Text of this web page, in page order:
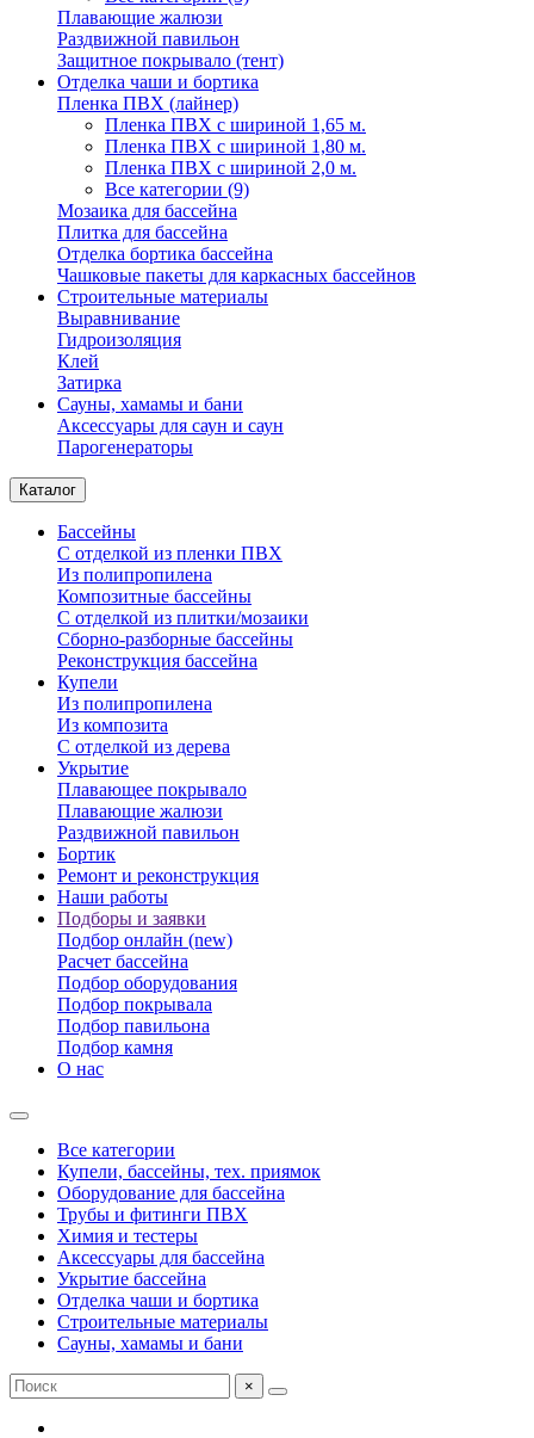
Плавающие жалюзи
Раздвижной павильон
Защитное покрывало (тент)
Отделка чаши и бортика
Пленка ПВХ (лайнер)
Пленка ПВХ с шириной 1,65 м.
Пленка ПВХ с шириной 1,80 м.
Пленка ПВХ с шириной 2,0 м.
Все категории (9)
Мозаика для бассейна
Плитка для бассейна
Отделка бортика бассейна
Чашковые пакеты для каркасных бассейнов
Строительные материалы
Выравнивание
Гидроизоляция
Клей
Затирка
Сауны, хамамы и бани
Аксессуары для саун и саун
Парогенераторы
Каталог
Бассейны
С отделкой из пленки ПВХ
Из полипропилена
Композитные бассейны
С отделкой из плитки/мозаики
Сборно-разборные бассейны
Реконструкция бассейна
Купели
Из полипропилена
Из композита
С отделкой из дерева
Укрытие
Плавающее покрывало
Плавающие жалюзи
Раздвижной павильон
Бортик
Ремонт и реконструкция
Наши работы
Подборы и заявки
Подбор онлайн (new)
Расчет бассейна
Подбор оборудования
Подбор покрывала
Подбор павильона
Подбор камня
О нас
Все категории
Купели, бассейны, тех. приямок
Оборудование для бассейна
Трубы и фитинги ПВХ
Химия и тестеры
Аксессуары для бассейна
Укрытие бассейна
Отделка чаши и бортика
Строительные материалы
Сауны, хамамы и бани
×